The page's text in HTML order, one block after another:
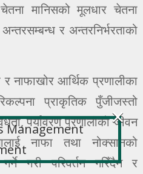
चेतना मानिसको मूलधार चेतना
र अन्तरनिर्भरताको
नाफाखोर आर्थिक प्रणालीका
प्राकृतिक पुँजीजस्तो
पर्यावरण प्रणालीको जीवन
नाफा तथा नोक्सानको
गरी परिवर्तन गरिँदैन र
×